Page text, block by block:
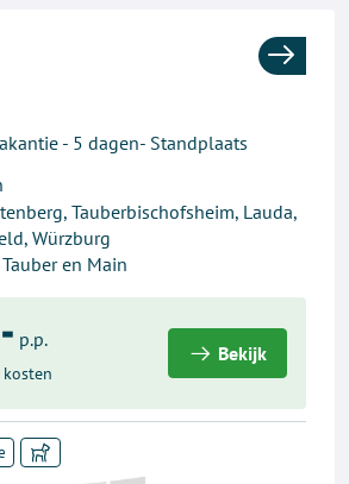
Next
- 5 dagen- Standplaats
Tauberbischofsheim, Lauda,
Würzburg
en Main
p.p.
Bekijk